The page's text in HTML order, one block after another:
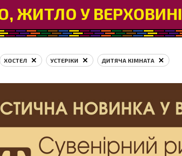
ЖИТЛО У ВЕРХОВИНІ
ХОСТЕЛ УСТЕРІКИ ДИТЯЧА КІМНАТА